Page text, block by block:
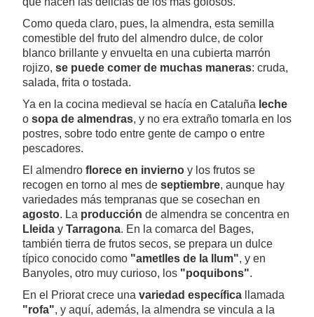
Como queda claro, pues, la almendra, esta semilla
comestible del fruto del almendro dulce, de color
blanco brillante y envuelta en una cubierta marrón
rojizo, se puede comer de muchas maneras: cruda,
salada, frita o tostada.
Ya en la cocina medieval se hacía en Cataluña leche
o sopa de almendras, y no era extraño tomarla en los
postres, sobre todo entre gente de campo o entre
pescadores.
El almendro florece en invierno y los frutos se
recogen en torno al mes de septiembre, aunque hay
variedades más tempranas que se cosechan en
agosto. La producción de almendra se concentra en
Lleida y Tarragona. En la comarca del Bages,
también tierra de frutos secos, se prepara un dulce
típico conocido como "ametlles de la llum", y en
Banyoles, otro muy curioso, los "poquibons".
En el Priorat crece una variedad específica llamada
"rofa", y aquí, además, la almendra se vincula a la